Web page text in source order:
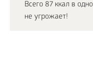
Всего 87 ккал в
не угрожает!